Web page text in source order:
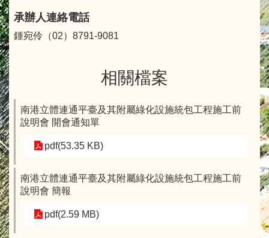
承辦人連絡電話
鍾宛伶（02）8791-9081
相關檔案
南港立體連通平臺及其附屬綠化設施統包工程施工前
說明會 開會通知單
pdf(53.35 KB)
南港立體連通平臺及其附屬綠化設施統包工程施工前
說明會 簡報
pdf(2.59 MB)